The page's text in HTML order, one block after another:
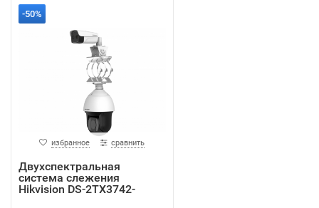
-50%
избранное сравнить
Двухспектральная
система слежения
Hikvision DS-2TX3742-